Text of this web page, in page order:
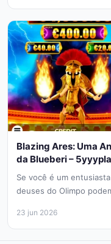
Blazing Ares: Uma
da Blueberi –
Se você é um
deuses do Olimpo
23 jun 2026